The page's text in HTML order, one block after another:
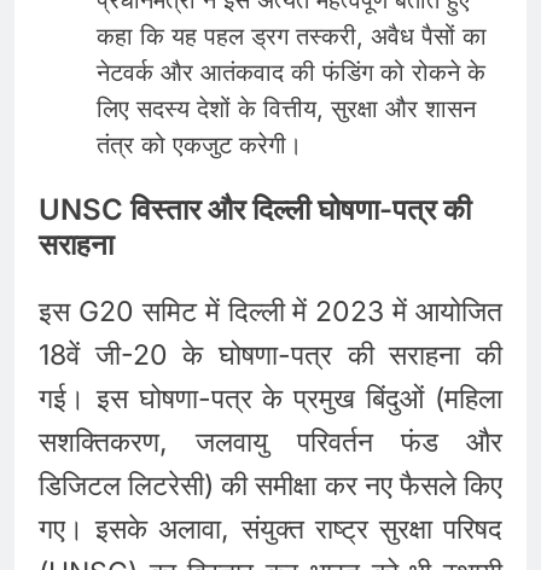
कहा कि यह पहल ड्रग तस्करी, अवैध पैसों का
नेटवर्क और आतंकवाद की फंडिंग को रोकने के
लिए सदस्य देशों के वित्तीय, सुरक्षा और शासन
तंत्र को एकजुट करेगी।
UNSC विस्तार और दिल्ली घोषणा-पत्र की
सराहना
इस G20 समिट में दिल्ली में 2023 में आयोजित
18वें जी-20 के घोषणा-पत्र की सराहना की
गई। इस घोषणा-पत्र के प्रमुख बिंदुओं (महिला
सशक्तिकरण, जलवायु परिवर्तन फंड और
डिजिटल लिटरेसी) की समीक्षा कर नए फैसले किए
गए। इसके अलावा, संयुक्त राष्ट्र सुरक्षा परिषद